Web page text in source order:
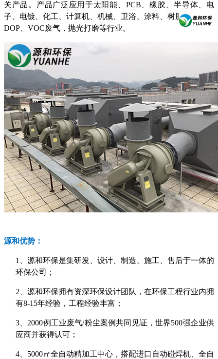
关产品。产品广泛应用于太阳能、PCB、橡胶、半导体、电
子、电镀、化工、计算机、机械、卫浴、涂料、树脂、铸造、
DOP、VOC废气，抛光打磨等行业。
源和优势：
1、 源和环保是集研发、设计、制造、施工、售后于一体的
环保公司；
2、 源和环保拥有资深环保设计团队，在环保工程行业内拥
有8-15年经验，工程经验丰富；
3、2000例工业废气/粉尘案例共同见证，世界500强企业供
应商并获得认可；
4、 5000㎡全自动精加工中心，搭配进口自动碰焊机、全自